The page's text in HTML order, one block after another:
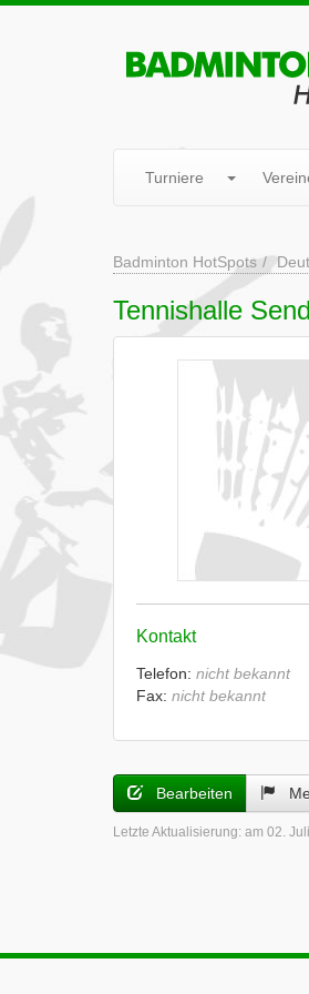
Turniere
Badminton HotSpots
Tennishalle
Kontakt
Telefon: nicht bekannt
Fax: nicht bekannt
Bearbeiten
Letzte Aktualisierung: am 02.